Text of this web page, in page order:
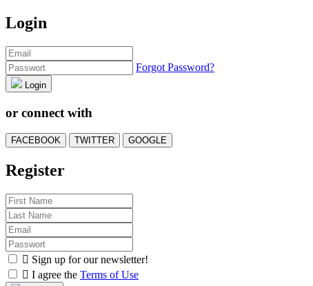
Login
Forgot Password?
Login
or connect with
FACEBOOK TWITTER GOOGLE
Register
 Sign up for our newsletter!
 I agree the Terms of Use